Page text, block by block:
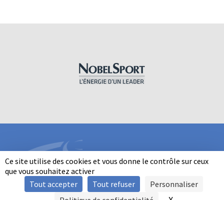
Ce site utilise des cookies et vous donne le contrôle sur ceux
que vous souhaitez activer
Tout accepter
Tout refuser
Personnaliser
INFORMATIONS